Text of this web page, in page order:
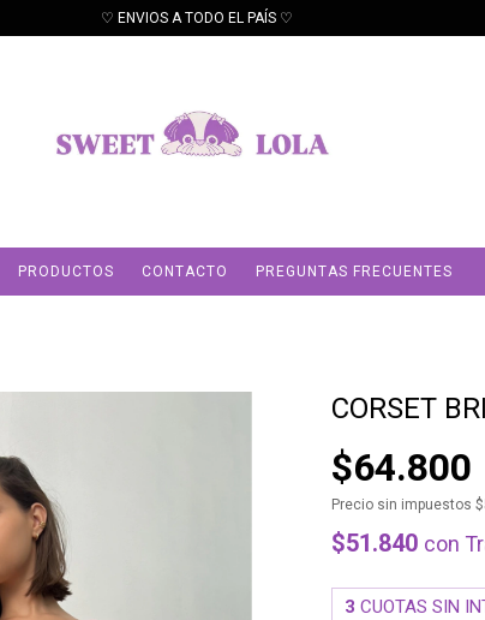
♡ ENVIOS A TODO EL PAÍS ♡
PRODUCTOS CONTACTO PREGUNTAS FRECUENTES
CORSET
$64.800
Precio sin impuestos
$51.840 con
3 CUOTAS SIN